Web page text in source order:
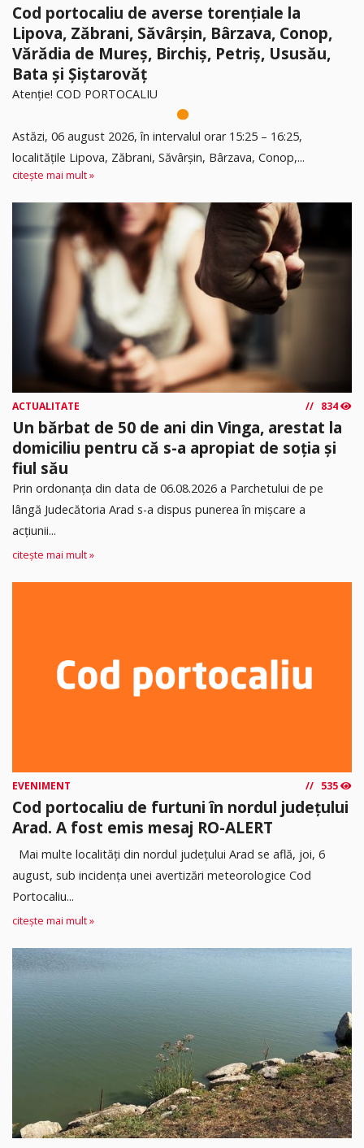
Cod portocaliu de averse torențiale la
Lipova, Zăbrani, Săvârșin, Bârzava, Conop,
Vărădia de Mureș, Birchiș, Petriș, Ususău,
Bata și Șiștarovăț
Atenție! COD PORTOCALIU
Astăzi, 06 august 2026, în intervalul orar 15:25 – 16:25,
localitățile Lipova, Zăbrani, Săvârșin, Bârzava, Conop,...
citește mai mult »
ACTUALITATE 834
Un bărbat de 50 de ani din Vinga, arestat la
domiciliu pentru că s-a apropiat de soția și
fiul său
Prin ordonanța din data de 06.08.2026 a Parchetului de pe
lângă Judecătoria Arad s-a dispus punerea în mişcare a
acţiunii...
citește mai mult »
EVENIMENT 535
Cod portocaliu de furtuni în nordul județului
Arad. A fost emis mesaj RO-ALERT
Mai multe localități din nordul județului Arad se află, joi, 6
august, sub incidența unei avertizări meteorologice Cod
Portocaliu...
citește mai mult »